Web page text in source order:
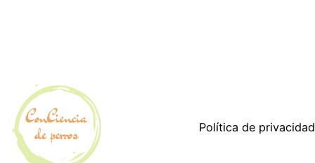
Política de privacidad